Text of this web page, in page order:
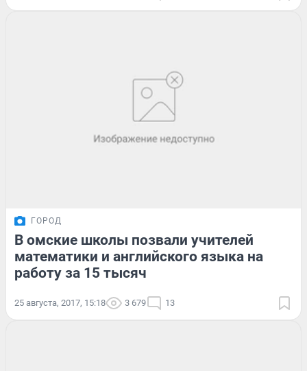
ГОРОД
В омские школы позвали учителей
математики и английского языка на
работу за 15 тысяч
25 августа, 2017, 15:18 3 679 13